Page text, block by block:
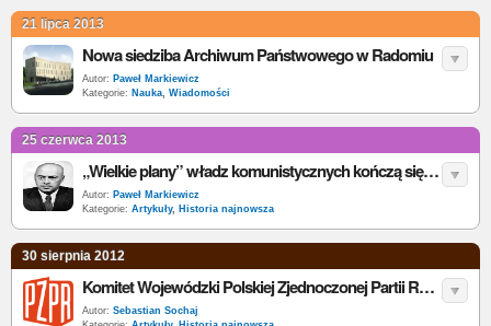
21 lipca 2013
Nowa siedziba Archiwum Państwowego w Radomiu
Autor: Paweł Markiewicz
Kategorie: Nauka, Wiadomości
25 czerwca 2013
„Wielkie plany” władz komunistycznych kończą się protestami. Czerwiec 1976 w Radomiu
Autor: Paweł Markiewicz
Kategorie: Artykuły, Historia najnowsza
30 sierpnia 2012
Komitet Wojewódzki Polskiej Zjednoczonej Partii Robotniczej w Radomiu w okresie stanu wojennego
Autor: Sebastian Sochaj